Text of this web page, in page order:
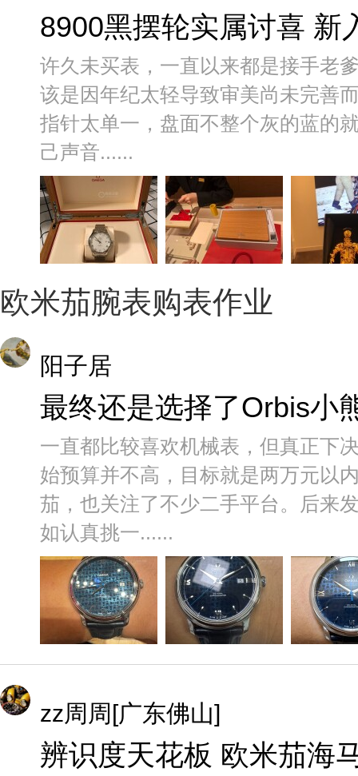
8900黑摆轮实属讨喜 新
许久未买表，一直以来都是接手老
该是因年纪太轻导致审美尚未完善
指针太单一，盘面不整个灰的蓝的
己声音......
欧米茄腕表购表作业
阳子居
最终还是选择了Orbis小
一直都比较喜欢机械表，但真正下
始预算并不高，目标就是两万元以
茄，也关注了不少二手平台。后来
如认真挑一......
zz周周[广东佛山]
辨识度天花板 欧米茄海